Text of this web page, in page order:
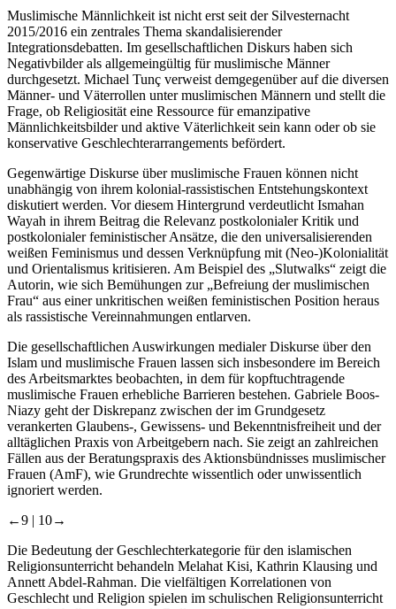
Muslimische Männlichkeit ist nicht erst seit der Silvesternacht
2015/2016 ein zentrales Thema skandalisierender
Integrationsdebatten. Im gesellschaftlichen Diskurs haben sich
Negativbilder als allgemeingültig für muslimische Männer
durchgesetzt. Michael Tunç verweist demgegenüber auf die diversen
Männer- und Väterrollen unter muslimischen Männern und stellt die
Frage, ob Religiosität eine Ressource für emanzipative
Männlichkeitsbilder und aktive Väterlichkeit sein kann oder ob sie
konservative Geschlechterarrangements befördert.
Gegenwärtige Diskurse über muslimische Frauen können nicht
unabhängig von ihrem kolonial-rassistischen Entstehungskontext
diskutiert werden. Vor diesem Hintergrund verdeutlicht Ismahan
Wayah in ihrem Beitrag die Relevanz postkolonialer Kritik und
postkolonialer feministischer Ansätze, die den universalisierenden
weißen Feminismus und dessen Verknüpfung mit (Neo-)Kolonialität
und Orientalismus kritisieren. Am Beispiel des „Slutwalks“ zeigt die
Autorin, wie sich Bemühungen zur „Befreiung der muslimischen
Frau“ aus einer unkritischen weißen feministischen Position heraus
als rassistische Vereinnahmungen entlarven.
Die gesellschaftlichen Auswirkungen medialer Diskurse über den
Islam und muslimische Frauen lassen sich insbesondere im Bereich
des Arbeitsmarktes beobachten, in dem für kopftuchtragende
muslimische Frauen erhebliche Barrieren bestehen. Gabriele Boos-
Niazy geht der Diskrepanz zwischen der im Grundgesetz
verankerten Glaubens-, Gewissens- und Bekenntnisfreiheit und der
alltäglichen Praxis von Arbeitgebern nach. Sie zeigt an zahlreichen
Fällen aus der Beratungspraxis des Aktionsbündnisses muslimischer
Frauen (AmF), wie Grundrechte wissentlich oder unwissentlich
ignoriert werden.
←9 | 10→
Die Bedeutung der Geschlechterkategorie für den islamischen
Religionsunterricht behandeln Melahat Kisi, Kathrin Klausing und
Annett Abdel-Rahman. Die vielfältigen Korrelationen von
Geschlecht und Religion spielen im schulischen Religionsunterricht